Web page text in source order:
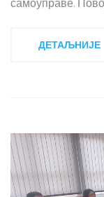
самоуправе.
ДЕТАЉНИЈЕ